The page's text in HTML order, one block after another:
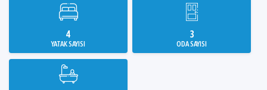
4
YATAK SAYISI
3
ODA SAYISI